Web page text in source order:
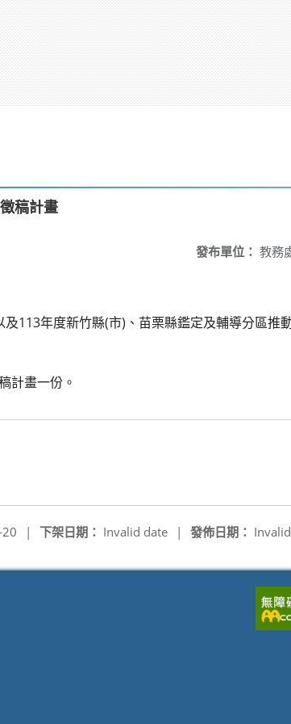
稿計畫
發布單位： 教務
113年度新竹縣(市)、苗栗縣鑑定及輔導分區推
計畫一份。
發佈日期：
下架日期： Invalid date |
|